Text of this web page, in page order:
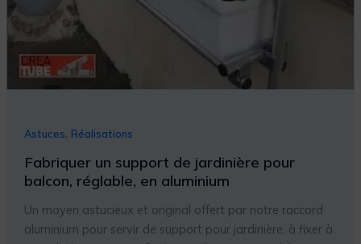
Astuces, Réalisations
Fabriquer un support de jardinière pour
balcon, réglable, en aluminium
Un moyen astucieux et original offert par notre raccord
aluminium pour servir de support pour jardinière, à fixer à
réglable,
en